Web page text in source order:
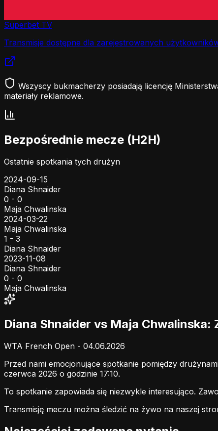
Superbet TV
Transmisje dostępne dla zarejestrowanych
Wszyscy bukmacherzy posiadają licencję
materiały reklamowe.
Bezpośrednie mecze (H2H)
Ostatnie spotkania tych drużyn
2024-09-15
Diana Shnaider
0 - 0
Maja Chwalinska
2024-03-22
Maja Chwalinska
1 - 3
Diana Shnaider
2023-11-08
Diana Shnaider
0 - 0
Maja Chwalinska
Diana Shnaider vs Maja Chwalinska:
WTA French Open - 04.06.2026
Przed nami emocjonujące spotkanie pomiędzy
czerwca 2026 o godzinie 17:10.
To spotkanie zapowiada się niezwykle interesująco.
Transmisję meczu można śledzić na żywo na naszej